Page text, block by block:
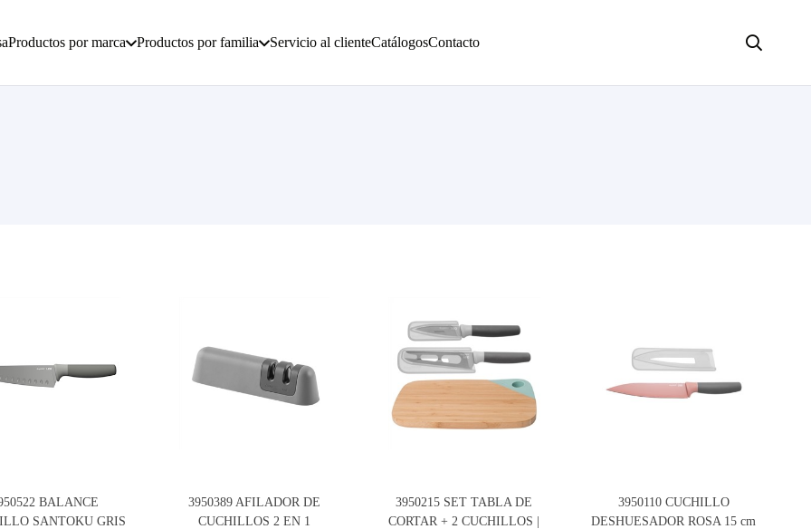
Productos por marca Productos por familia Servicio al clienteCatálogosContacto
BALANCE
SANTOKU GRIS
3950389 AFILADOR DE
CUCHILLOS 2 EN 1
3950215 SET TABLA DE
CORTAR + 2 CUCHILLOS |
3950110 CUCHILLO
DESHUESADOR ROSA 15 cm